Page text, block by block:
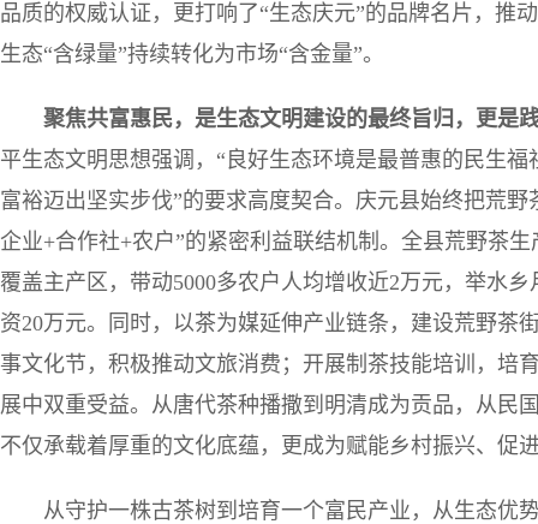
品质的权威认证，更打响了“生态庆元”的品牌名片，推
生态“含绿量”持续转化为市场“含金量”。
聚焦共富惠民，是生态文明建设的最终旨归，更是
平生态文明思想强调，“良好生态环境是最普惠的民生
富裕迈出坚实步伐”的要求高度契合。庆元县始终把荒
企业+合作社+农户”的紧密利益联结机制。全县荒野茶
覆盖主产区，带动5000多农户人均增收近2万元，举水
资20万元。同时，以茶为媒延伸产业链条，建设荒野茶
事文化节，积极推动文旅消费；开展制茶技能培训，培
展中双重受益。从唐代茶种播撒到明清成为贡品，从民
不仅承载着厚重的文化底蕴，更成为赋能乡村振兴、促
从守护一株古茶树到培育一个富民产业，从生态优